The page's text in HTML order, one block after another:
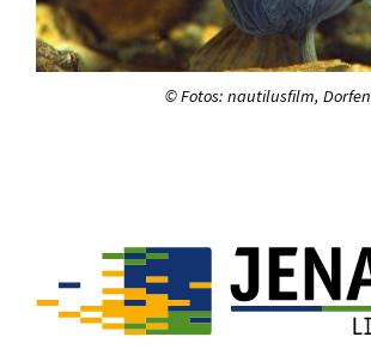
© Fotos: nautilusfilm, Dorfen